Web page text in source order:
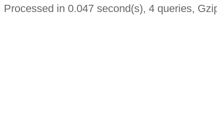
Processed in 0.047 second(s), 4 queries,